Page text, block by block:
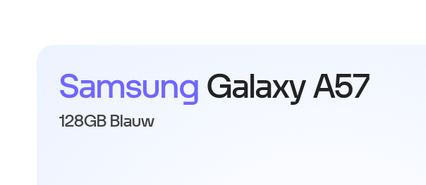
Samsung Galaxy A57
128GB Blauw